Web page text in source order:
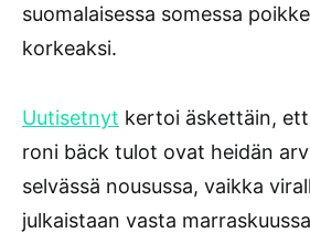
suomalaisessa somessa
korkeaksi.
Uutisetnyt kertoi äskettäin,
roni bäck tulot ovat heidän
selvässä nousussa, vaikka
julkaistaan vasta